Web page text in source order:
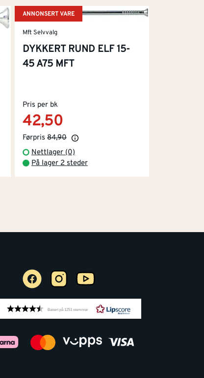
ANNONSERT VARE
Mft Selvvalg
DYKKERT RUND ELF 15-
45 A75 MFT
Pris per bk
42,50
Førpris 84,90
Nettlager (0)
På lager 2 steder
Basert på 1251 stemmer